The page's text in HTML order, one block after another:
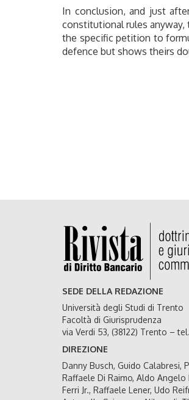
In conclusion, and just
constitutional rules
the specific petition to
defence but shows theirs
SEDE DELLA REDAZIONE
Università degli Studi di Trento
Facoltà di Giurisprudenza
via Verdi 53, (38122) Trento –
DIREZIONE
Danny Busch, Guido Calabresi,
Raffaele Di Raimo, Aldo
Ferri Jr., Raffaele Lener, Udo